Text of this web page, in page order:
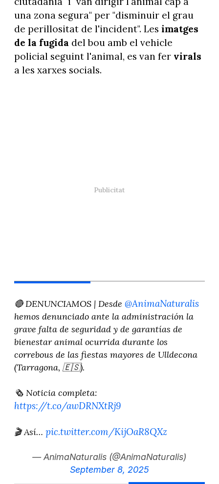
una zona segura" per "disminuir el grau
de perillositat de l'incident". Les imatges
de la fugida del bou amb el vehicle
policial seguint l'animal, es van fer virals
a les xarxes socials.
🔴 DENUNCIAMOS | Desde @AnimaNaturalis
hemos denunciado ante la administración la
grave falta de seguridad y de garantías de
bienestar animal ocurrida durante los
correbous de las fiestas mayores de Ulldecona
(Tarragona, 🇪🇸).
🗞 Noticia completa:
https://t.co/awDRNXtRj9
🎬 Así… pic.twitter.com/KijOaR8QXz
— AnimaNaturalis (@AnimaNaturalis)
September 8, 2025